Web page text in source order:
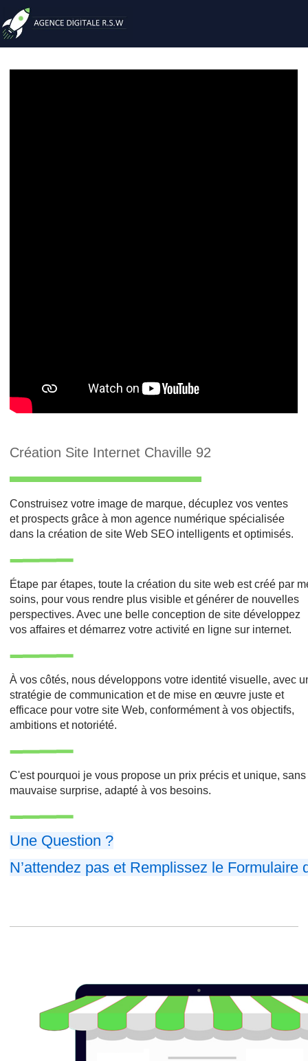
Création Site Internet Chaville 92
Construisez votre image de marque, décuplez vos ventes
et prospects grâce à mon agence numérique spécialisée
dans la création de site Web SEO intelligents et optimisés.
Étape par étapes, toute la création du site web est créé par
soins, pour vous rendre plus visible et générer de nouvelles
perspectives. Avec une belle conception de site développez
vos affaires et démarrez votre activité en ligne sur internet.
À vos côtés, nous développons votre identité visuelle, avec
stratégie de communication et de mise en œuvre juste et
efficace pour votre site Web, conformément à vos objectifs,
ambitions et notoriété.
C'est pourquoi je vous propose un prix précis et unique, sans
mauvaise surprise, adapté à vos besoins.
Une Question ?
N’attendez pas et Remplissez le Formulaire